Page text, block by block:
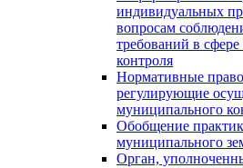
индивидуальных
вопросам
требований в
контроля
Нормативные
регулирующие
муниципального
Обобщение
муниципального
Орган,